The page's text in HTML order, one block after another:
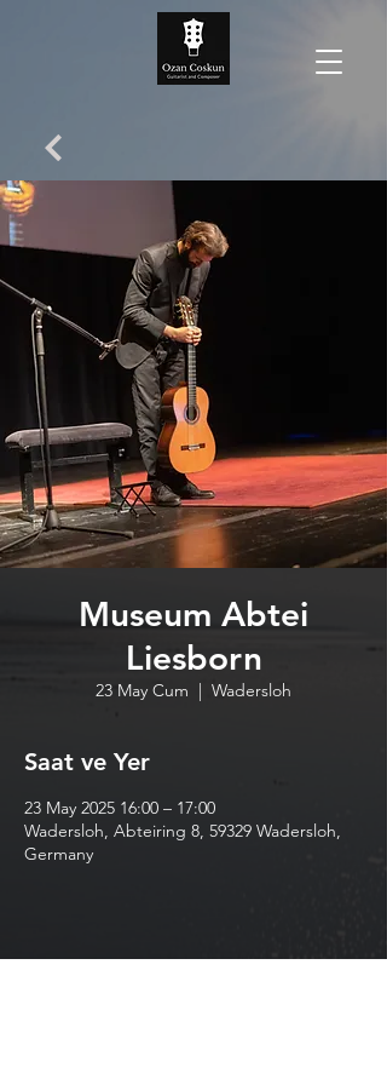
Museum Abtei
Liesborn
23 May Cum
  |
Wadersloh
Saat ve Yer
23 May 2025 16:00 – 17:00
Wadersloh, Abteiring 8, 59329 Wadersloh,
Germany